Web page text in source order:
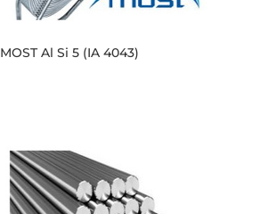
MOST Al Si 5 (IA 4043)